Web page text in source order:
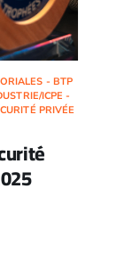
- BTP
ICPE -
PRIVÉE